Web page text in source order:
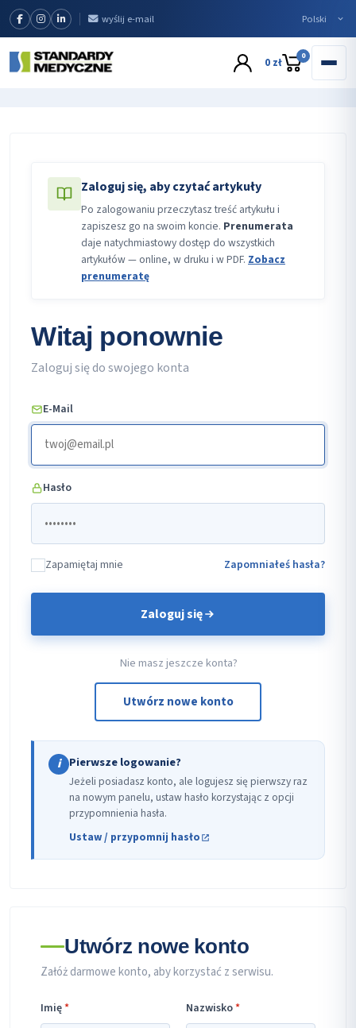
wyślij e-mail
0 zł 0
Zaloguj się, aby czytać artykuły
Po zalogowaniu przeczytasz treść artykułu i
zapiszesz go na swoim koncie. Prenumerata
daje natychmiastowy dostęp do wszystkich
artykułów — online, w druku i w PDF. Zobacz
prenumeratę
Witaj ponownie
Zaloguj się do swojego konta
E-Mail
Hasło
Zapamiętaj mnie Zapomniałeś hasła?
Zaloguj się
Nie masz jeszcze konta?
Utwórz nowe konto
i Pierwsze logowanie?
Jeżeli posiadasz konto, ale logujesz się pierwszy raz
na nowym panelu, ustaw hasło korzystając z opcji
przypomnienia hasła.
Ustaw / przypomnij hasło
Utwórz nowe konto
Załóż darmowe konto, aby korzystać z serwisu.
Imię* Nazwisko*